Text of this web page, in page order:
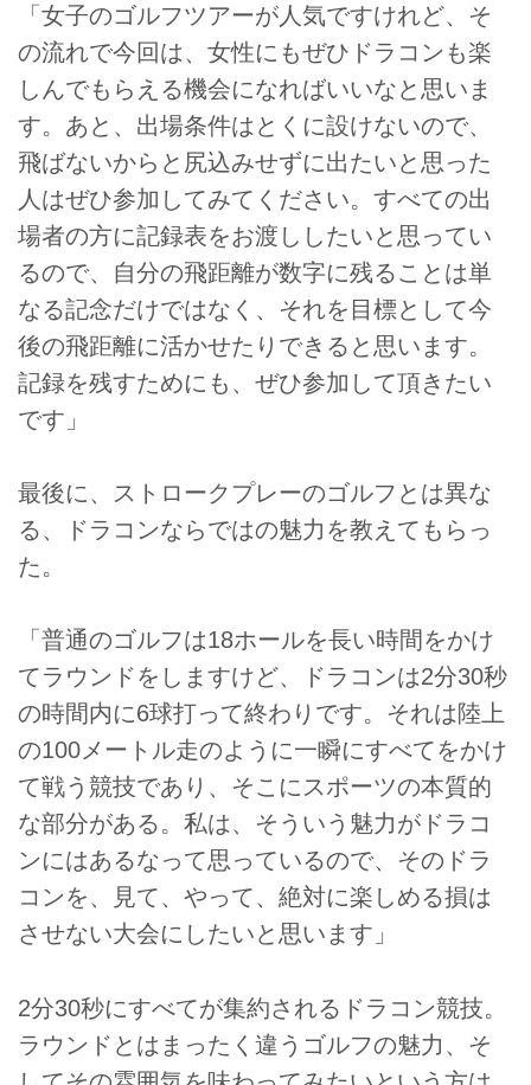
「女子のゴルフツアーが人気ですけれど、そ
の流れで今回は、女性にもぜひドラコンも楽
しんでもらえる機会になればいいなと思いま
す。あと、出場条件はとくに設けないので、
飛ばないからと尻込みせずに出たいと思った
人はぜひ参加してみてください。すべての出
場者の方に記録表をお渡ししたいと思ってい
るので、自分の飛距離が数字に残ることは単
なる記念だけではなく、それを目標として今
後の飛距離に活かせたりできると思います。
記録を残すためにも、ぜひ参加して頂きたい
です」
最後に、ストロークプレーのゴルフとは異な
る、ドラコンならではの魅力を教えてもらっ
た。
「普通のゴルフは18ホールを長い時間をかけ
てラウンドをしますけど、ドラコンは2分30秒
の時間内に6球打って終わりです。それは陸上
の100メートル走のように一瞬にすべてをかけ
て戦う競技であり、そこにスポーツの本質的
な部分がある。私は、そういう魅力がドラコ
ンにはあるなって思っているので、そのドラ
コンを、見て、やって、絶対に楽しめる損は
させない大会にしたいと思います」
2分30秒にすべてが集約されるドラコン競技。
ラウンドとはまったく違うゴルフの魅力、そ